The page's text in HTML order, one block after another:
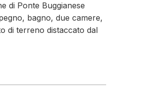
di Ponte Buggianese
bagno, due camere,
di terreno distaccato dal